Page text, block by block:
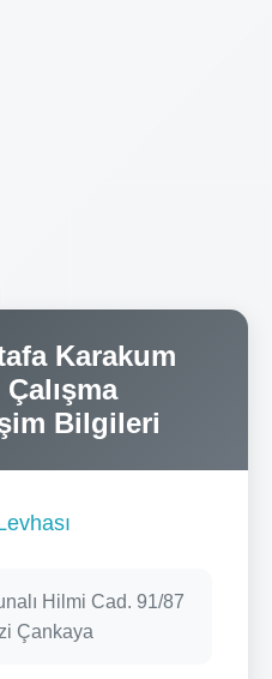
Karakum
Bilgileri
Hilmi Cad. 91/87
Çankaya